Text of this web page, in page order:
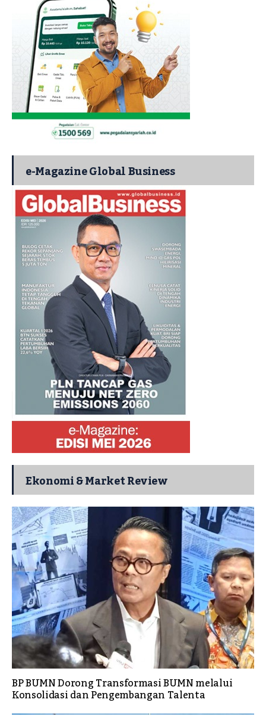
e-Magazine Global Business
Ekonomi & Market Review
BP BUMN Dorong Transformasi BUMN melalui
Konsolidasi dan Pengembangan Talenta